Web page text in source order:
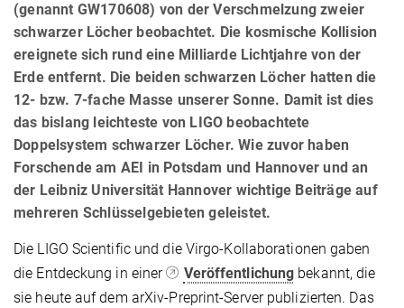
(genannt GW170608) von der Verschmelzung zweier
schwarzer Löcher beobachtet. Die kosmische Kollision
ereignete sich rund eine Milliarde Lichtjahre von der
Erde entfernt. Die beiden schwarzen Löcher hatten die
12- bzw. 7-fache Masse unserer Sonne. Damit ist dies
das bislang leichteste von LIGO beobachtete
Doppelsystem schwarzer Löcher. Wie zuvor haben
Forschende am AEI in Potsdam und Hannover und an
der Leibniz Universität Hannover wichtige Beiträge auf
mehreren Schlüsselgebieten geleistet.
Die LIGO Scientific und die Virgo-Kollaborationen gaben
die Entdeckung in einer
Veröffentlichung bekannt, die
sie heute auf dem arXiv-Preprint-Server publizierten. Das